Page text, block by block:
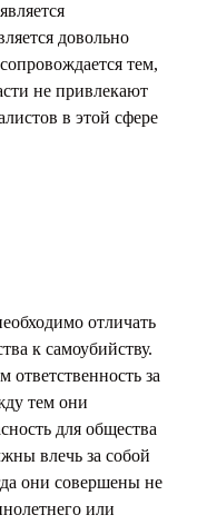
довольно
тем,
не привлекают
в этой сфере
отличать
к самоубийству.
ответственность за
тем они
для общества
влечь за собой
они совершены не
или